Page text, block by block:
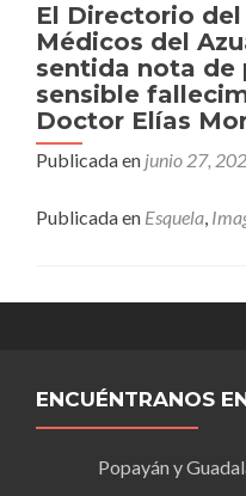
El Directorio
Médicos del
sentida nota de
sensible
Doctor Elías
Publicada en junio 27,
Publicada en Esquela,
ENCUÉNTRANOS
Popayán y